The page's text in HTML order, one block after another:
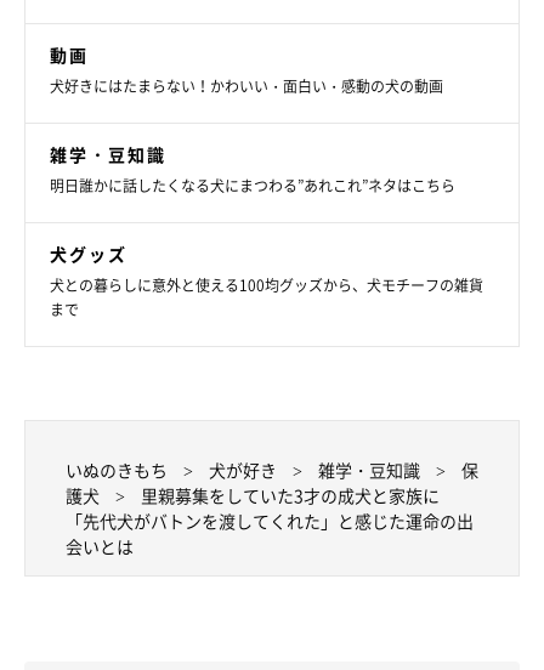
動画
犬好きにはたまらない！かわいい・面白い・感動の犬の動画
雑学・豆知識
明日誰かに話したくなる犬にまつわる”あれこれ”ネタはこちら
犬グッズ
犬との暮らしに意外と使える100均グッズから、犬モチーフの雑貨
まで
いぬのきもち 犬が好き 雑学・豆知識
保
護犬
里親募集をしていた3才の成犬と家族に
「先代犬がバトンを渡してくれた」と感じた運命の出
会いとは